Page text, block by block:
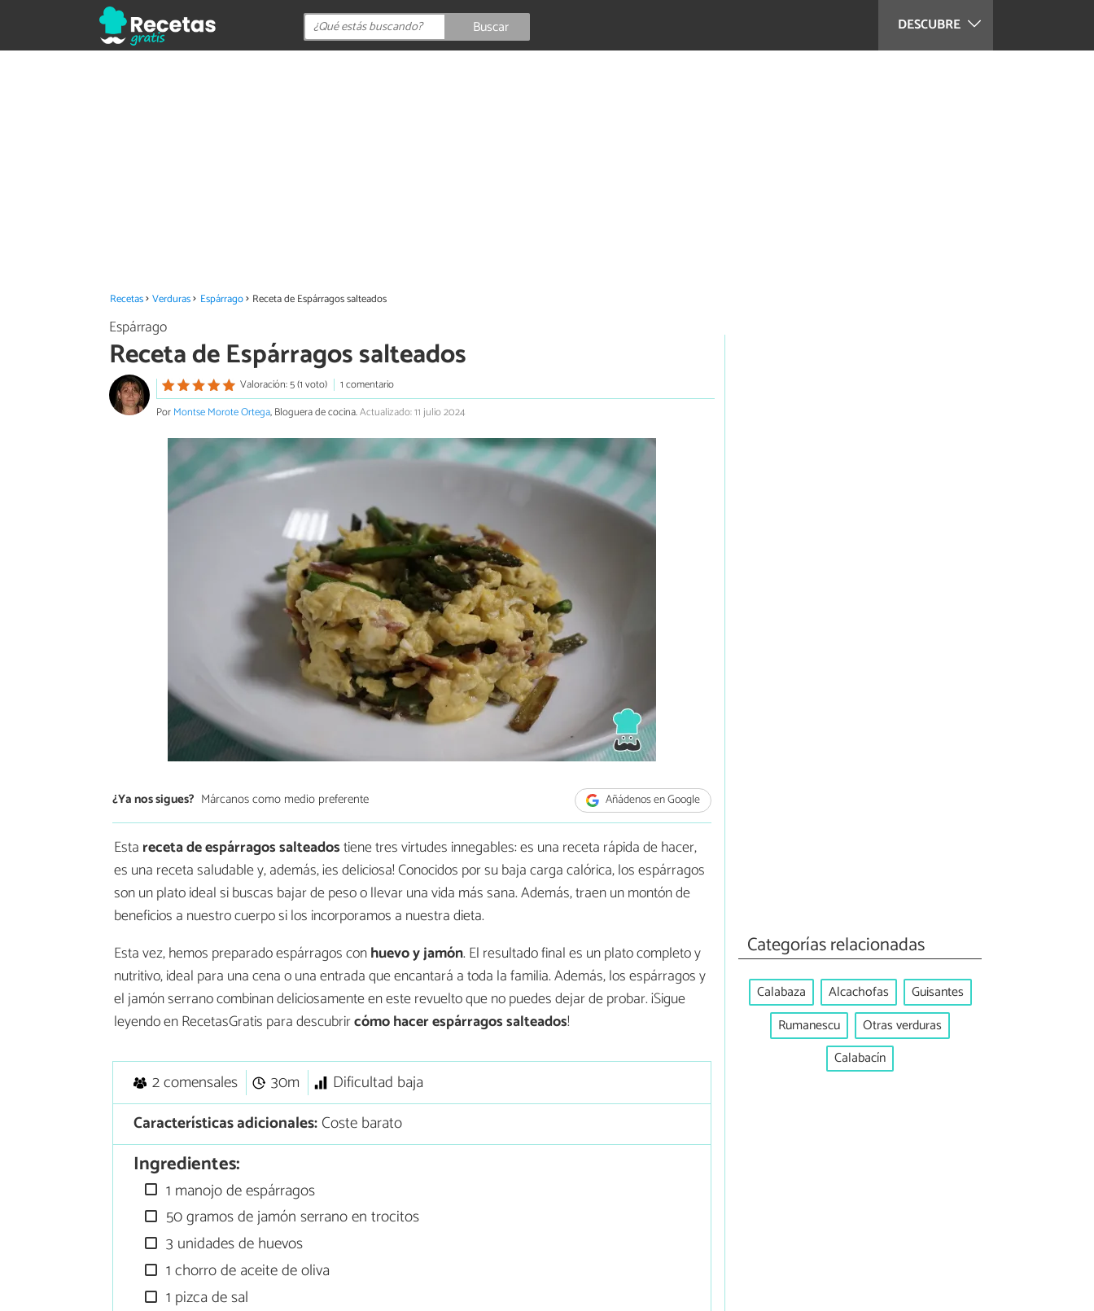
DESCUBRE
Buscar
Recetas Verduras Espárrago Receta de Espárragos salteados
Espárrago
Receta de Espárragos salteados
Valoración: 5 (1 voto)
1 comentario
PorMontse Morote Ortega, Bloguera de cocina.Actualizado: 11 julio 2024
¿Ya nos sigues? Márcanos como medio preferente Añádenos en Google
Esta receta de espárragos salteadostiene tres virtudes innegables: es una receta rápida de hacer,
es una receta saludable y, además, ¡es deliciosa! Conocidos por su baja carga calórica, los espárragos
son un plato ideal si buscas bajar de peso o llevar una vida más sana. Además, traen un montón de
beneficios a nuestro cuerpo si los incorporamos a nuestra dieta.
Esta vez, hemos preparado espárragos conhuevo y jamón. El resultado final es un plato completo y
nutritivo, ideal para una cena o una entrada que encantará a toda la familia. Además, los espárragos y
el jamón serrano combinan deliciosamente en este revuelto que no puedes dejar de probar. ¡Sigue
leyendo en RecetasGratis para descubrircómo hacer espárragos salteados!
2 comensales 30m
Dificultad baja
Características adicionales:Coste barato
Ingredientes:
1 manojo de espárragos
50 gramos de jamón serrano en trocitos
3 unidades de huevos
1 chorro de aceite de oliva
1 pizca de sal
Categorías relacionadas
Calabaza Alcachofas
Guisantes
Rumanescu
Otras verduras
Calabacín